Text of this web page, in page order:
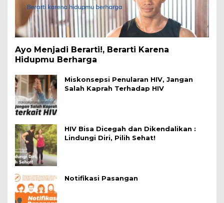
Ayo Menjadi Berarti!, Berarti Karena
Hidupmu Berharga
Miskonsepsi Penularan HIV, Jangan
Salah Kaprah Terhadap HIV
HIV Bisa Dicegah dan Dikendalikan :
Lindungi Diri, Pilih Sehat!
Notifikasi Pasangan